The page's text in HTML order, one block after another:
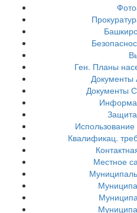
Ген. Планы
Документы
Документы
Квалификац.
Местное